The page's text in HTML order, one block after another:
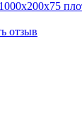
отзыв